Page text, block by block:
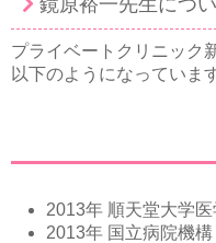
プライベートクリニック
以下のようになっていま
2013年 順天堂大学
2013年 国立病院機